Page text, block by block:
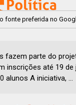
fonte preferida no
fazem parte do
inscrições até 19 de
alunos A iniciativa, ...